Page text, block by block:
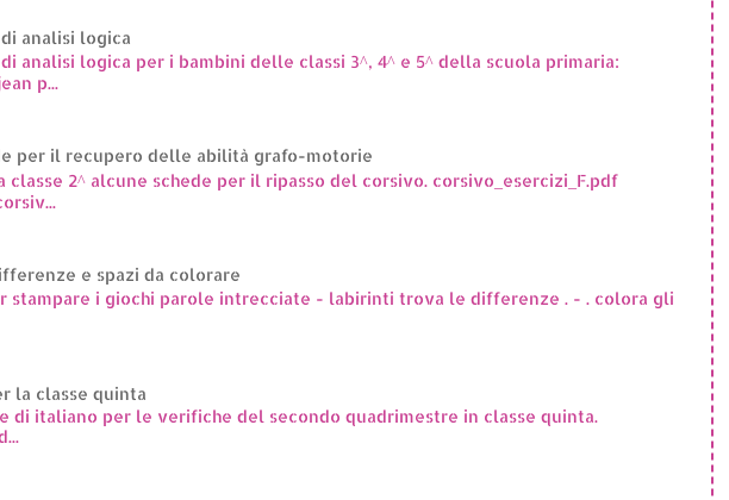
analisi logica
analisi logica per i bambini delle classi 3^, 4^ e 5^ della scuola primaria:
p...
per il recupero delle abilità grafo-motorie
2^ alcune schede per il ripasso del corsivo. corsivo_esercizi_F.pdf
e spazi da colorare
stampare i giochi parole intrecciate - labirinti trova le differenze . - . colora gli
la classe quinta
di italiano per le verifiche del secondo quadrimestre in classe quinta.